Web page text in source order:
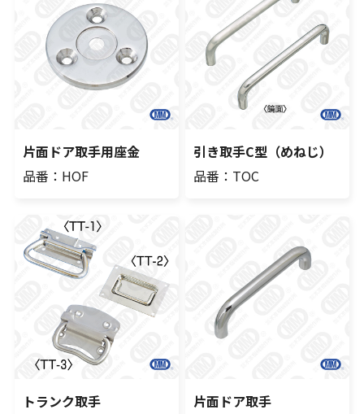
片面ドア取手用座金
品番：HOF
引き取手C型（めねじ）
品番：TOC
トランク取手
片面ドア取手